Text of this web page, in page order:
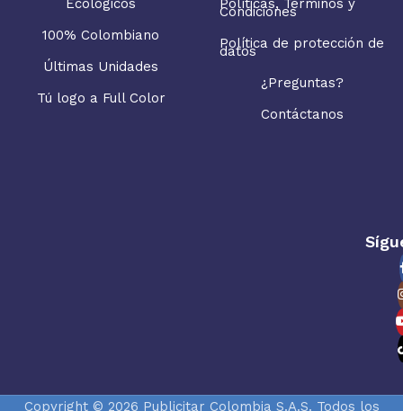
Ecológicos
100% Colombiano
Últimas Unidades
Tú logo a Full Color
Políticas, Términos y
Condiciones
Política de protección de
datos
¿Preguntas?
Contáctanos
Copyright © 2026 Publicitar Colombia S.A.S. Todos los